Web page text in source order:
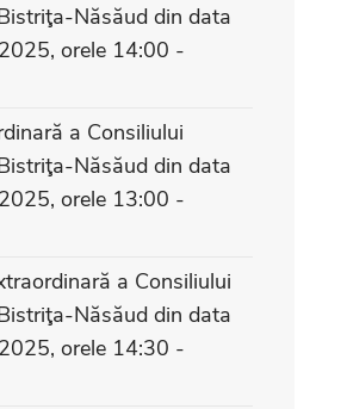
Năsăud din data
orele 14:00 -
a Consiliului
Năsăud din data
orele 13:00 -
a Consiliului
Năsăud din data
orele 14:30 -